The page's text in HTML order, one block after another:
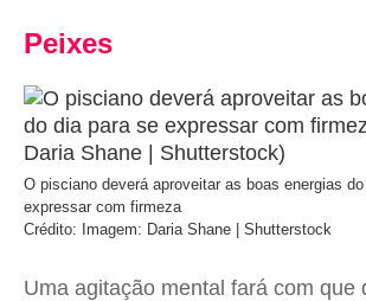
Peixes
O pisciano deverá aproveitar as boas energias
expressar com firmeza
Crédito: Imagem: Daria Shane | Shutterstock
Uma agitação mental fará com que